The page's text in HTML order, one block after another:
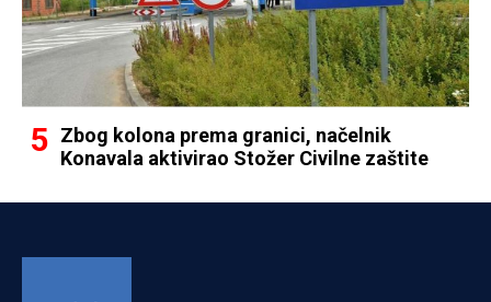
Zbog kolona prema granici, načelnik
Konavala aktivirao Stožer Civilne zaštite